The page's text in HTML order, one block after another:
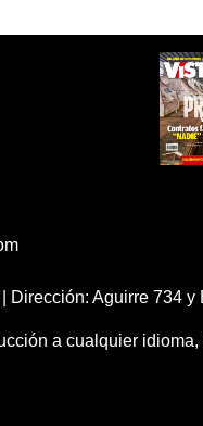
Dirección: Aguirre 734 y
a cualquier